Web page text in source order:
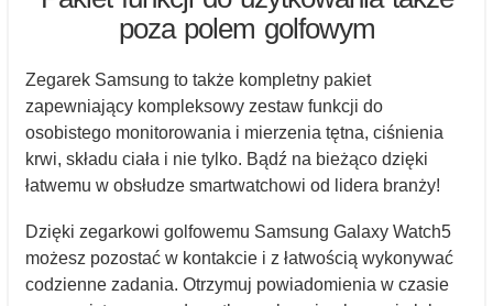
poza polem golfowym
Zegarek Samsung to także kompletny pakiet
zapewniający kompleksowy zestaw funkcji do
osobistego monitorowania i mierzenia tętna, ciśnienia
krwi, składu ciała i nie tylko. Bądź na bieżąco dzięki
łatwemu w obsłudze smartwatchowi od lidera branży!
Dzięki zegarkowi golfowemu Samsung Galaxy Watch5
możesz pozostać w kontakcie i z łatwością wykonywać
codzienne zadania. Otrzymuj powiadomienia w czasie